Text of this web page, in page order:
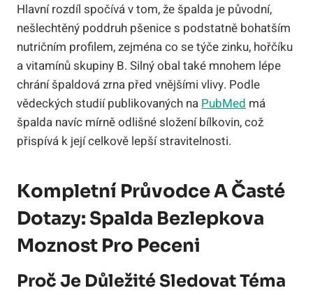
Hlavní rozdíl spočívá v tom, že špalda je původní,
nešlechtěný poddruh pšenice s podstatně bohatším
nutričním profilem, zejména co se týče zinku, hořčíku
a vitamínů skupiny B. Silný obal také mnohem lépe
chrání špaldová zrna před vnějšími vlivy. Podle
vědeckých studií publikovaných naPubMed má
špalda navíc mírně odlišné složení bílkovin, což
přispívá k její celkově lepší stravitelnosti.
Kompletní Průvodce A Časté
Dotazy: Spalda Bezlepkova
Moznost Pro Peceni
Proč Je Důležité Sledovat Téma